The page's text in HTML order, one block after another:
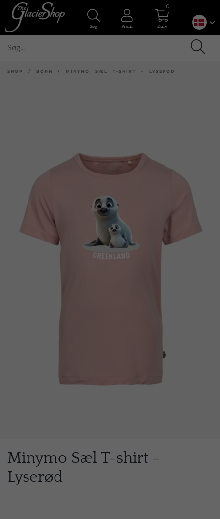
Søg Profil Kurv
0
SHOP / BØRN / MINYMO SÆL T-SHIRT - LYSERØD
Minymo Sæl T-shirt -
Lyserød